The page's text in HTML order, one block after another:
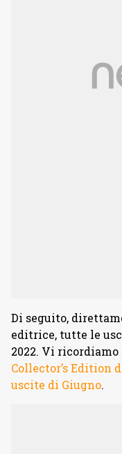
Di seguito,
editrice, tutte le
2022. Vi ricordiamo
Collector’s Edition
uscite di Giugno.